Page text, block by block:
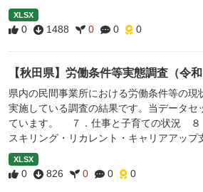
XLSX
0 1488 0 0 0
【秋田県】労働条件等実態調査（令
県内の民間事業所における労働条件等の現
実施している調査の結果です。当データセ
ています。 ７．仕事と子育ての状況 ８
スキリング・リカレント・キャリアアップ
XLSX
0 826 0 0 0